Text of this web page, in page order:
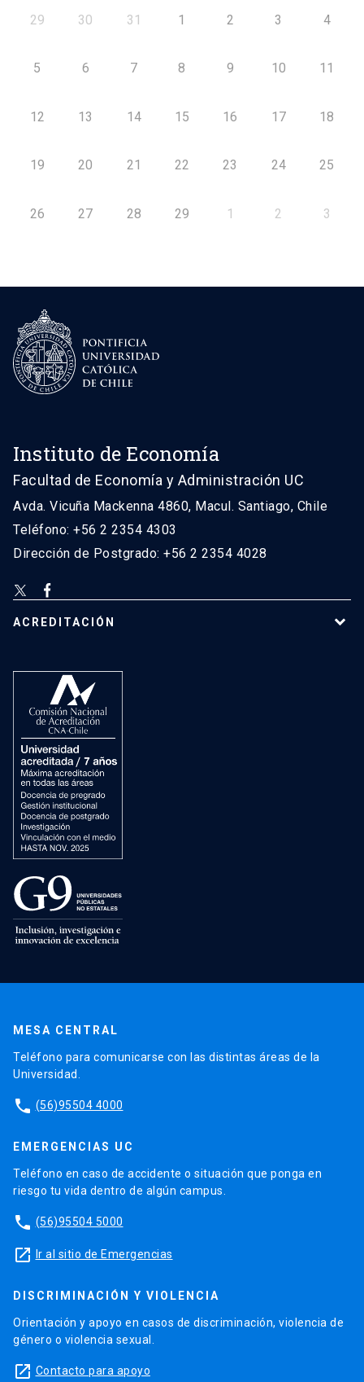
29 30 31 1 2 3 4
5 6 7 8 9 10 11
12 13 14 15 16 17 18
19 20 21 22 23 24 25
26 27 28 29 1 2 3
Instituto de Economía
Facultad de Economía y Administración UC
Avda. Vicuña Mackenna 4860, Macul. Santiago, Chile
Teléfono: +56 2 2354 4303
Dirección de Postgrado: +56 2 2354 4028
ACREDITACIÓN
MESA CENTRAL
Teléfono para comunicarse con las distintas áreas de la
Universidad.
phone (56)95504 4000
EMERGENCIAS UC
Teléfono en caso de accidente o situación que ponga en
riesgo tu vida dentro de algún campus.
phone (56)95504 5000
launch Ir al sitio de Emergencias
DISCRIMINACIÓN Y VIOLENCIA
Orientación y apoyo en casos de discriminación, violencia de
género o violencia sexual.
launch Contacto para apoyo